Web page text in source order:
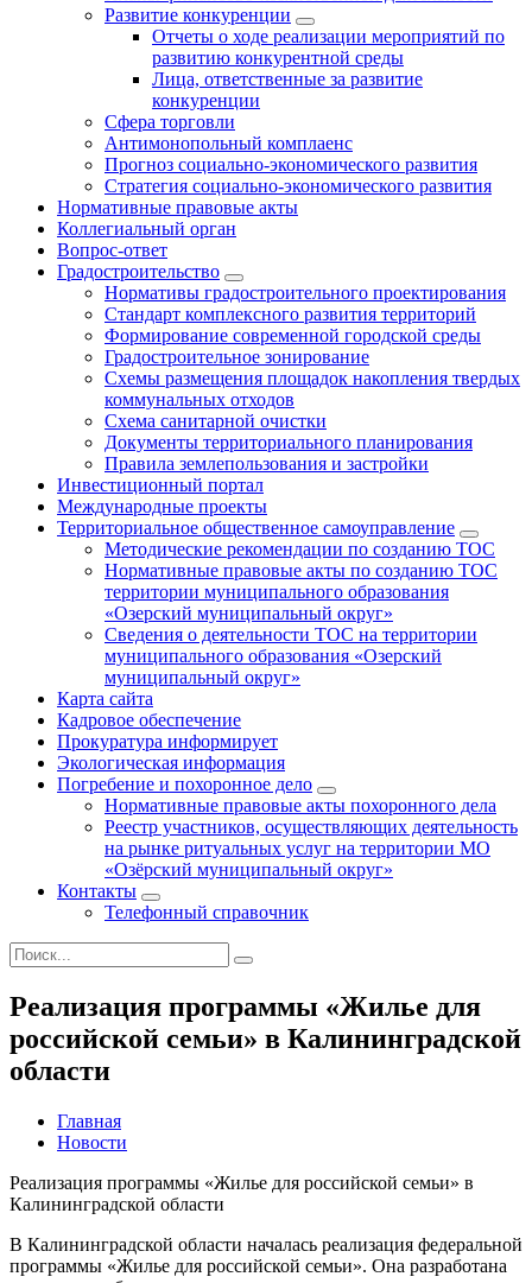
Развитие конкуренции
Отчеты о ходе реализации мероприятий по
развитию конкурентной среды
Лица, ответственные за развитие
конкуренции
Сфера торговли
Антимонопольный комплаенс
Прогноз социально-экономического развития
Стратегия социально-экономического развития
Нормативные правовые акты
Коллегиальный орган
Вопрос-ответ
Градостроительство
Нормативы градостроительного проектирования
Стандарт комплексного развития территорий
Формирование современной городской среды
Градостроительное зонирование
Схемы размещения площадок накопления твердых
коммунальных отходов
Схема санитарной очистки
Документы территориального планирования
Правила землепользования и застройки
Инвестиционный портал
Международные проекты
Территориальное общественное самоуправление
Методические рекомендации по созданию ТОС
Нормативные правовые акты по созданию ТОС
территории муниципального образования
«Озерский муниципальный округ»
Сведения о деятельности ТОС на территории
муниципального образования «Озерский
муниципальный округ»
Карта сайта
Кадровое обеспечение
Прокуратура информирует
Экологическая информация
Погребение и похоронное дело
Нормативные правовые акты похоронного дела
Реестр участников, осуществляющих деятельность
на рынке ритуальных услуг на территории МО
«Озёрский муниципальный округ»
Контакты
Телефонный справочник
Реализация программы «Жилье для
российской семьи» в Калининградской
области
Главная
Новости
Реализация программы «Жилье для российской семьи» в
Калининградской области
В Калининградской области началась реализация федеральной
программы «Жилье для российской семьи». Она разработана